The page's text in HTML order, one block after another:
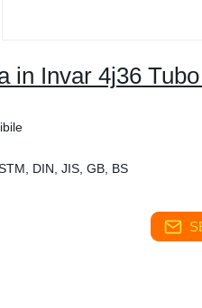
in Invar 4j36
DIN, JIS, GB, BS